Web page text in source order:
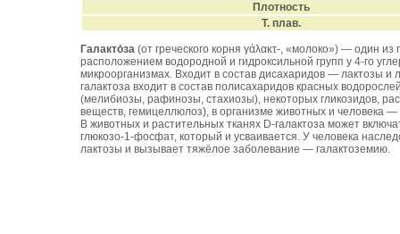
Плотность
Т. плав.
Галакто́за (от греческого корня γάλακτ-, «молоко») — один
расположением водородной и гидроксильной групп у 4-го
микроорганизмах. Входит в состав дисахаридов — лактозы и
галактоза входит в состав полисахаридов красных
(мелибиозы, рафинозы, стахиозы), некоторых гликозидов,
веществ, гемицеллюлоз), в организме животных и человека
В животных и растительных тканях D-галактоза может
глюкозо-1-фосфат, который и усваивается. У человека
лактозы и вызывает тяжёлое заболевание — галактоземию.